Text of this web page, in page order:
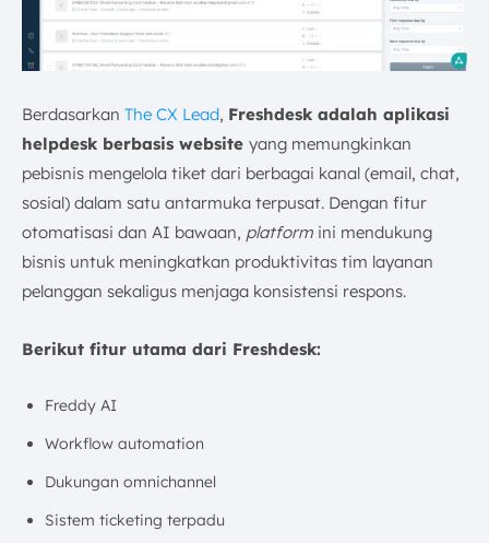
Berdasarkan The CX Lead, Freshdesk adalah aplikasi
helpdesk berbasis website yang memungkinkan
pebisnis mengelola tiket dari berbagai kanal (email, chat,
sosial) dalam satu antarmuka terpusat. Dengan fitur
otomatisasi dan AI bawaan, platform ini mendukung
bisnis untuk meningkatkan produktivitas tim layanan
pelanggan sekaligus menjaga konsistensi respons.
Berikut fitur utama dari Freshdesk:
Freddy AI
Workflow automation
Dukungan omnichannel
Sistem ticketing terpadu